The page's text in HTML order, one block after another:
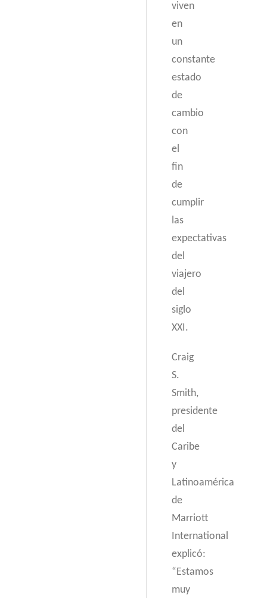
viven
en
un
constante
estado
de
cambio
con
el
fin
de
cumplir
las
expectativas
del
viajero
del
siglo
XXI.
Craig
S.
Smith,
presidente
del
Caribe
y
Latinoamérica
de
Marriott
International
explicó:
“Estamos
muy